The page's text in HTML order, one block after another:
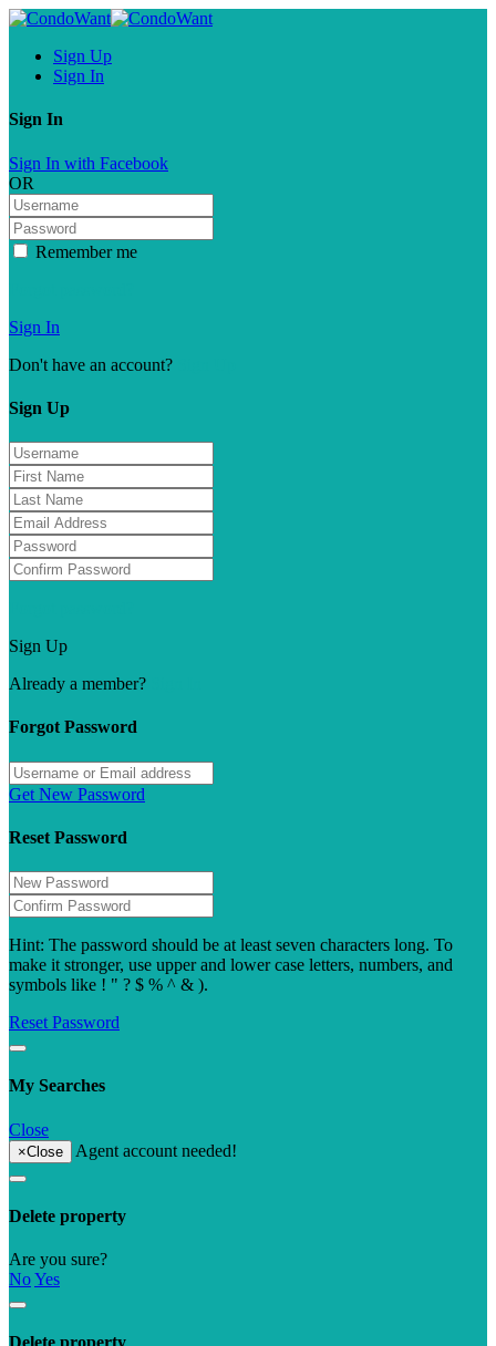
Sign Up
Sign In
Sign In
Sign In with Facebook
OR
Remember me
Sign In
Don't have an account?
Sign Up
Sign Up
Already a member?
Forgot Password
Get New Password
Reset Password
Hint: The password should be at least seven characters long. To
make it stronger, use upper and lower case letters, numbers, and
symbols like ! " ? $ % ^ & ).
Reset Password
My Searches
Close
×Close Agent account needed!
Delete property
Are you sure?
NoYes